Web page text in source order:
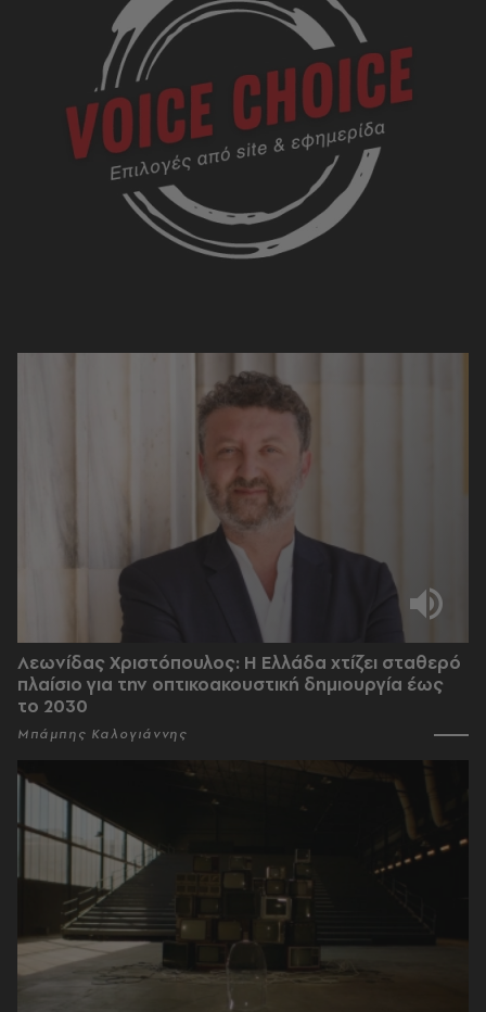
Λεωνίδας Χριστόπουλος: Η Ελλάδα χτίζει σταθερό
πλαίσιο για την οπτικοακουστική δημιουργία έως
το 2030
Μπάμπης Καλογιάννης